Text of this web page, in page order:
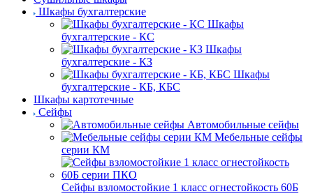
Шкафы бухгалтерские
Шкафы
бухгалтерские - КС
Шкафы
бухгалтерские - КЗ
Шкафы
бухгалтерские - КБ, КБС
Шкафы картотечные
Сейфы
Автомобильные сейфы
Мебельные сейфы
серии КМ
Сейфы взломостойкие 1 класс огнестойкость 60Б